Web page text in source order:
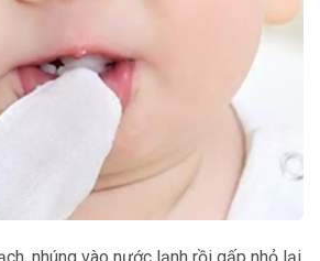
nhúng vào nước lạnh rồi gấp nhỏ lại